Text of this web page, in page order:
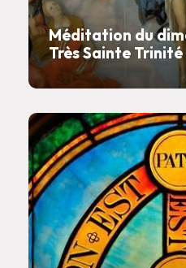
Méditation du
Très Sainte Trinité